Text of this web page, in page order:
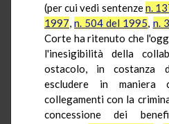
(per cui vedi sentenzen.
1997,n. 504 del 1995, n.
Corte ha ritenuto che
l'inesigibilità della
ostacolo, in costanza
escludere in
collegamenti con la
concessione dei